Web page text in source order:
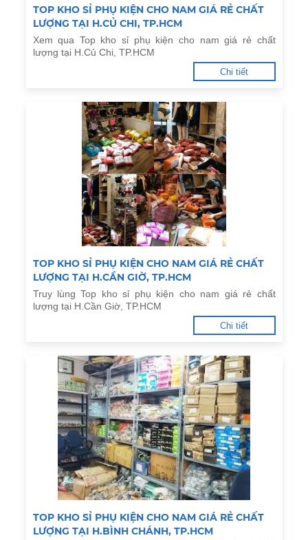
TOP KHO SỈ PHỤ KIỆN CHO NAM GIÁ RẺ CHẤT
LƯỢNG TẠI H.CỦ CHI, TP.HCM
Xem qua Top kho sỉ phụ kiện cho nam giá rẻ chất
lượng tại H.Củ Chi, TP.HCM
Chi tiết
TOP KHO SỈ PHỤ KIỆN CHO NAM GIÁ RẺ CHẤT
LƯỢNG TẠI H.CẦN GIỜ, TP.HCM
Truy lùng Top kho sỉ phụ kiện cho nam giá rẻ chất
lượng tại H.Cần Giờ, TP.HCM
Chi tiết
TOP KHO SỈ PHỤ KIỆN CHO NAM GIÁ RẺ CHẤT
LƯỢNG TẠI H.BÌNH CHÁNH, TP.HCM